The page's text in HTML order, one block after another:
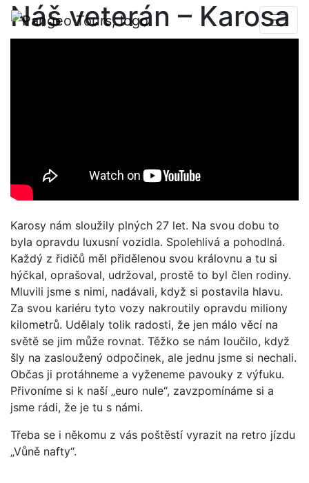
Náš veterán – Karosa
Karosy nám sloužily plných 27 let. Na svou dobu to
byla opravdu luxusní vozidla. Spolehlivá a pohodlná.
Každý z řidičů měl přidělenou svou královnu a tu si
hýčkal, oprašoval, udržoval, prostě to byl člen rodiny.
Mluvili jsme s nimi, nadávali, když si postavila hlavu.
Za svou kariéru tyto vozy nakroutily opravdu miliony
kilometrů. Udělaly tolik radosti, že jen málo věcí na
světě se jim může rovnat. Těžko se nám loučilo, když
šly na zasloužený odpočinek, ale jednu jsme si nechali.
Občas ji protáhneme a vyženeme pavouky z výfuku.
Přivoníme si k naší „euro nule“, zavzpomínáme si a
jsme rádi, že je tu s námi.
Třeba se i někomu z vás poštěstí vyrazit na retro jízdu
„Vůně nafty“.